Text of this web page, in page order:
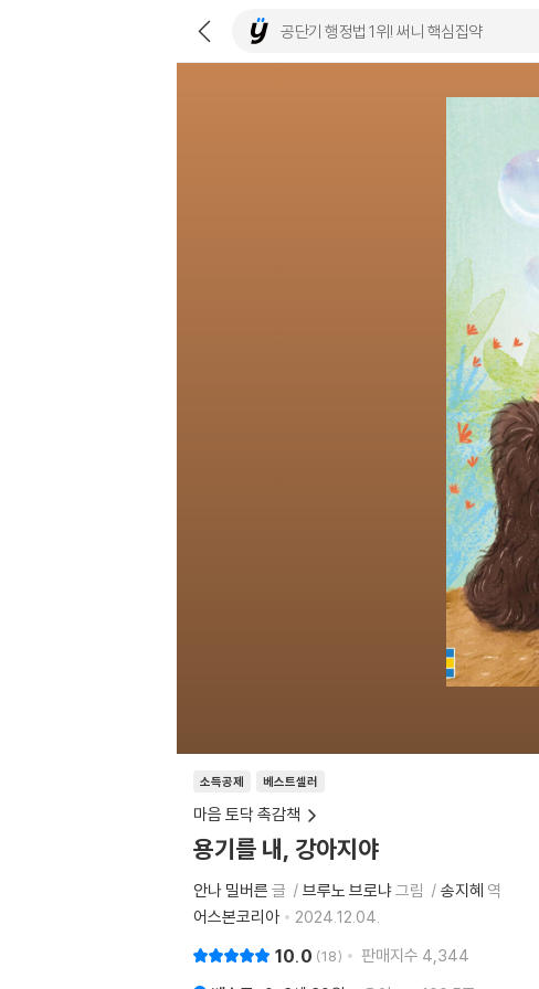
소득공제 베스트셀러
마음 토닥 촉감책
용기를 내, 강아지야
안나 밀버른 글 브루노 브로냐그림 송지혜 역
어스본코리아
2024.12.04.
10.0 18 판매지수 4,344